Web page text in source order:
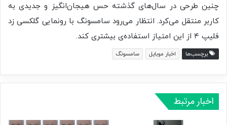
چنین طرحی در سال‌های گذشته حس هیجان‌انگیز و جدیدی به
کاربر منتقل می‌کرد. انتظار می‌رود سامسونگ با رونمایی گلکسی زد
فلیپ ۴ از این امتیاز استفاده‌ی بیشتری کند.
برچسب‌ها اخبار موبایل سامسونگ
اخبار مرتبط